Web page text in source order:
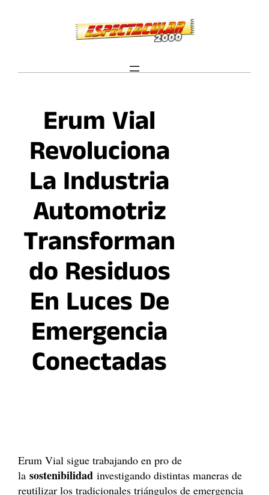
Erum Vial
Revoluciona
La Industria
Automotriz
Transforman
Do Residuos
En Luces De
Emergencia
Conectadas
Erum Vial sigue trabajando en pro de
la sostenibilidad investigando distintas maneras de
reutilizar los tradicionales triángulos de emergencia